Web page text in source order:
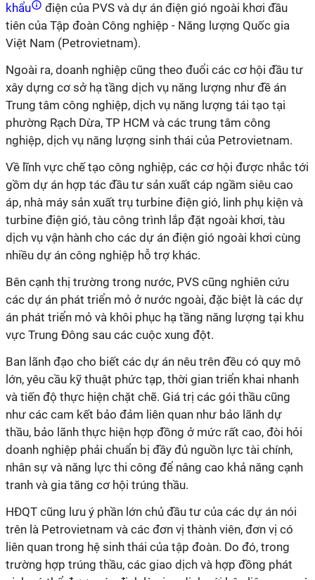
khẩu
điện của PVS và dự án điện gió ngoài khơi đầu
tiên của Tập đoàn Công nghiệp - Năng lượng Quốc gia
Việt Nam (Petrovietnam).
Ngoài ra, doanh nghiệp cũng theo đuổi các cơ hội đầu tư
xây dựng cơ sở hạ tầng dịch vụ năng lượng như đề án
Trung tâm công nghiệp, dịch vụ năng lượng tái tạo tại
phường Rạch Dừa, TP HCM và các trung tâm công
nghiệp, dịch vụ năng lượng sinh thái của Petrovietnam.
Về lĩnh vực chế tạo công nghiệp, các cơ hội được nhắc tới
gồm dự án hợp tác đầu tư sản xuất cáp ngầm siêu cao
áp, nhà máy sản xuất trụ turbine điện gió, linh phụ kiện và
turbine điện gió, tàu công trình lắp đặt ngoài khơi, tàu
dịch vụ vận hành cho các dự án điện gió ngoài khơi cùng
nhiều dự án công nghiệp hỗ trợ khác.
Bên cạnh thị trường trong nước, PVS cũng nghiên cứu
các dự án phát triển mỏ ở nước ngoài, đặc biệt là các dự
án phát triển mỏ và khôi phục hạ tầng năng lượng tại khu
vực Trung Đông sau các cuộc xung đột.
Ban lãnh đạo cho biết các dự án nêu trên đều có quy mô
lớn, yêu cầu kỹ thuật phức tạp, thời gian triển khai nhanh
và tiến độ thực hiện chặt chẽ. Giá trị các gói thầu cũng
như các cam kết bảo đảm liên quan như bảo lãnh dự
thầu, bảo lãnh thực hiện hợp đồng ở mức rất cao, đòi hỏi
doanh nghiệp phải chuẩn bị đầy đủ nguồn lực tài chính,
nhân sự và năng lực thi công để nâng cao khả năng cạnh
tranh và gia tăng cơ hội trúng thầu.
HĐQT cũng lưu ý phần lớn chủ đầu tư của các dự án nói
trên là Petrovietnam và các đơn vị thành viên, đơn vị có
liên quan trong hệ sinh thái của tập đoàn. Do đó, trong
trường hợp trúng thầu, các giao dịch và hợp đồng phát